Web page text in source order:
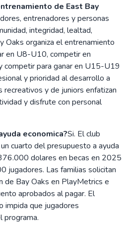
de East Bay
entrenadores y personas
integridad, lealtad,
Oaks organiza el entrenamiento
en U8-U10, competir en
para ganar en U15-U19
y prioridad al desarrollo a
recreativos y de juniors enfatizan
y disfrute con personal
economica?Si. El club
cuarto del presupuesto a ayuda
dolares en becas en 2025
jugadores. Las familias solicitan
de Bay Oaks en PlayMetrics e
aprobados al pagar. El
impida que jugadores
programa.